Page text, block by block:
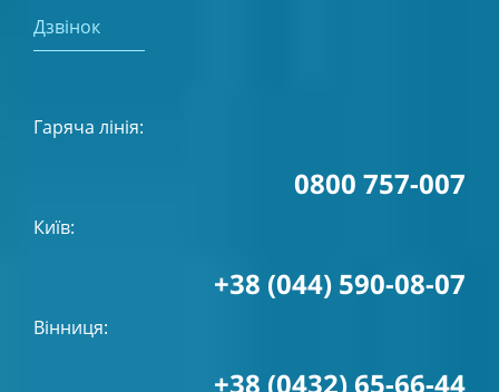
Дзвінок
Гаряча лінія:
0800 757-007
Київ:
+38 (044) 590-08-07
Вінниця:
+38 (0432) 65-66-44